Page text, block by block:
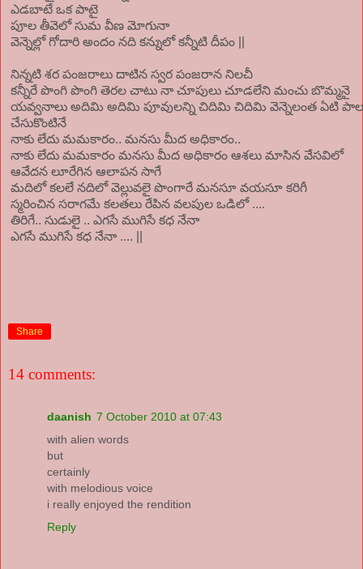
ఎడబాటే ఒక పాటై
పూల తీవెలో సుమ వీణ మోగునా
వెన్నెల్లో గోదారి అందం నది కన్నులో కన్నీటి దీపం ||
నిన్నటి శర పంజరాలు దాటిన స్వర పంజరాన నిలచీ
కన్నీరే పొంగి పొంగి తెరల చాటు నా చూపులు చూడలేని మంచు బొమ్మనై
యవ్వనాలు అదిమి అదిమి పూవులన్ని చిదిమి చిదిమి వెన్నెలంత ఏటి
చేసుకొంటినే
నాకు లేదు మమకారం.. మనసు మీద అధికారం..
నాకు లేదు మమకారం మనసు మీద అధికారం ఆశలు మాసిన వేసవిలో
ఆవేదన లూరేగిన ఆలాపన సాగే
మదిలో కలలే నదిలో వెల్లువలై పొంగారే మనసూ వయసూ కరిగీ
స్మరించిన సరాగమే కలతలు రేపిన వలపుల ఒడిలో ....
తిరిగే.. సుడులై .. ఎగసే ముగిసే కధ నేనా
ఎగసే ముగిసే కధ నేనా .... ||
Share
14 comments:
daanish 7 October 2010 at 07:43
with alien words
but
certainly
with melodious voice
i really enjoyed the rendition
Reply